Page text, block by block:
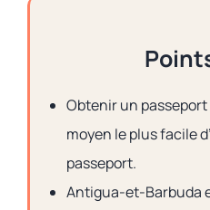
Obtenir un
moyen le plus facile
passeport.
Antigua-et-Barbuda